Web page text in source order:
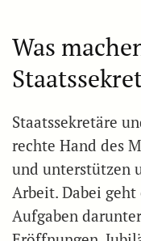
Was
Staatssekretäre
rechte Hand des
und unterstützen
Arbeit. Dabei
Aufgaben